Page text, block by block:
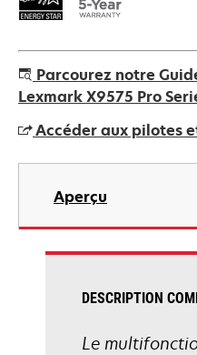
Parcourez notre
Lexmark X9575 Pro
Accéder aux pilotes
s’ouvre
nouvel
onglet
Aperçu
DESCRIPTION
Le